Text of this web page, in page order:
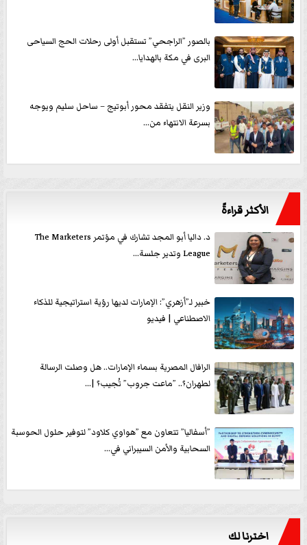
بالصور ”الراجحي” تستقبل أولى رحلات الحج السياحى
البرى في مكة بالهدايا...
وزير النقل يتفقد محور أبوتيج – ساحل سليم ويوجه
بسرعة الانتهاء من...
الأكثر قراءةً
د. داليا أبو المجد تشارك في مؤتمر The Marketers
League وتدير جلسة...
خبير لـ”أزهري”: الإمارات لديها رؤية استراتيجية للذكاء
الاصطناعي | فيديو
الرافال المصرية بسماء الإمارات.. هل وصلت الرسالة
لطهران؟.. ”ماعت جروب” تُجيب؟ |...
”أسفاليا” تتعاون مع ”هواوي كلاود” لتوفير حلول الحوسبة
السحابية والأمن السيبراني في...
اخترنا لك